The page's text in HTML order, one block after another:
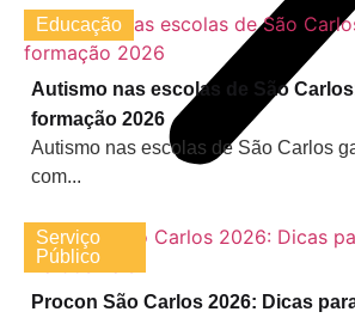
Educação
Autismo nas escolas de São
formação 2026
Autismo nas escolas de São Carlos
com...
Serviço
Público
Procon São Carlos 2026: Dicas